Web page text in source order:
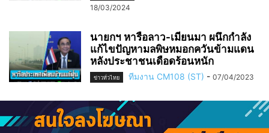
18/03/2024
นายกฯ หารือลาว-เมียนมา ผนึกกำลัง
แก้ไขปัญหามลพิษหมอกควันข้ามแดน
หลังประชาชนเดือดร้อนหนัก
ข่าวทั่วไทย ทีมงาน CM108 (ST) - 07/04/2023